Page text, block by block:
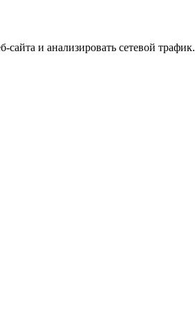
и анализировать сетевой трафик.